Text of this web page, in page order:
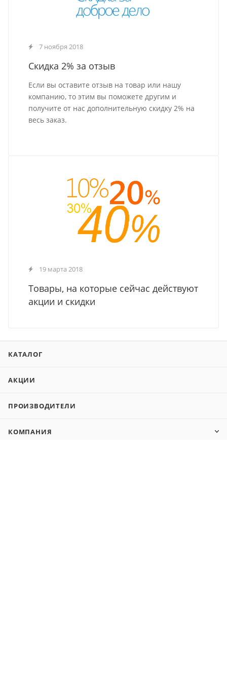
7 ноября 2018
Скидка 2% за отзыв
Если вы оставите отзыв на товар или нашу
компанию, то этим вы поможете другим и
получите от нас дополнительную скидку 2% на
весь заказ.
19 марта 2018
Товары, на которые сейчас действуют
акции и скидки
КАТАЛОГ
АКЦИИ
ПРОИЗВОДИТЕЛИ
КОМПАНИЯ